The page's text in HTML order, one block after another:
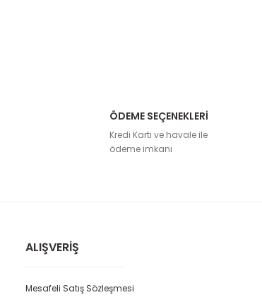
formunu kullanarak tarafımıza iletebilirsiniz.
ÖDEME SEÇENEKLERİ
Kredi Kartı ve havale ile
ödeme imkanı
ALIŞVERIŞ
Mesafeli Satış Sözleşmesi